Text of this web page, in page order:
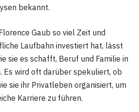
bekannt.
Gaub so viel Zeit und
Laufbahn investiert hat, lässt
sie es schafft, Beruf und Familie in
Es wird oft darüber spekuliert, ob
sie ihr Privatleben organisiert, um
Karriere zu führen.